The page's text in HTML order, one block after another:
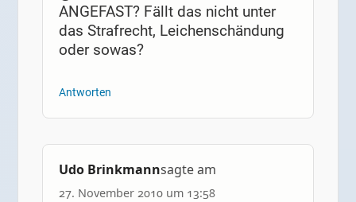
ANGEFAST? Fällt das nicht unter
das Strafrecht, Leichenschändung
oder sowas?
Antworten
Udo Brinkmannsagte am
27. November 2010 um 13:58